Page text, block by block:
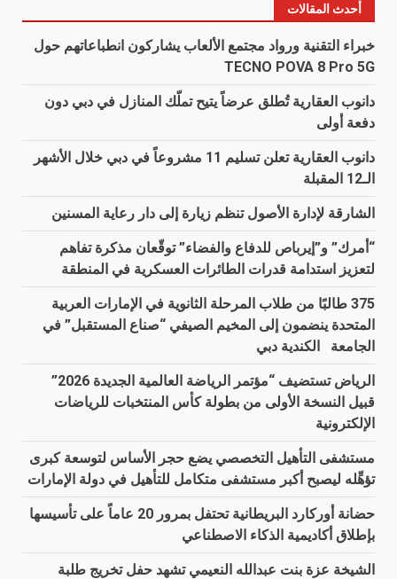
أحدث المقالات
خبراء التقنية ورواد مجتمع الألعاب يشاركون انطباعاتهم حول
TECNO POVA 8 Pro 5G
دانوب العقارية تُطلق عرضاً يتيح تملّك المنازل في دبي دون
دفعة أولى
دانوب العقارية تعلن تسليم 11 مشروعاً في دبي خلال الأشهر
الـ12 المقبلة
الشارقة لإدارة الأصول تنظم زيارة إلى دار رعاية المسنين
“أمرك” و”إيرباص للدفاع والفضاء” توقّعان مذكرة تفاهم
لتعزيز استدامة قدرات الطائرات العسكرية في المنطقة
375 طالبًا من طلاب المرحلة الثانوية في الإمارات العربية
المتحدة ينضمون إلى المخيم الصيفي “صناع المستقبل” في
الجامعة الكندية دبي
الرياض تستضيف “مؤتمر الرياضة العالمية الجديدة 2026”
قبيل النسخة الأولى من بطولة كأس المنتخبات للرياضات
الإلكترونية
مستشفى التأهيل التخصصي يضع حجر الأساس لتوسعة كبرى
تؤهِّله ليصبح أكبر مستشفى متكامل للتأهيل في دولة الإمارات
حضانة أوركارد البريطانية تحتفل بمرور 20 عاماً على تأسيسها
بإطلاق أكاديمية الذكاء الاصطناعي
الشيخة عزة بنت عبدالله النعيمي تشهد حفل تخريج طلبة